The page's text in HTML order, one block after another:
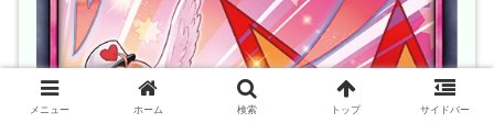
メニュー ホーム 検索 トップ サイドバー